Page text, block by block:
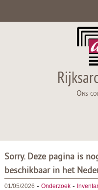
Ons
Sorry. Deze pagina is
beschikbaar in het
01/05/2026 - Onderzoek-